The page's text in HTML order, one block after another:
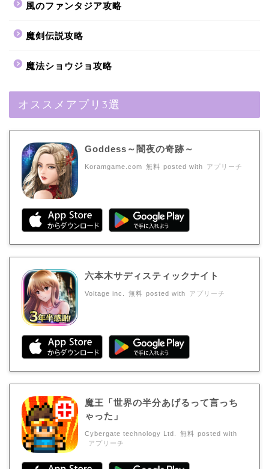
風のファンタジア攻略
魔剣伝説攻略
魔法ショウジョ攻略
オススメアプリ3選
Goddess～闇夜の奇跡～
Koramgame.com 無料 posted with アプリーチ
六本木サディスティックナイト
Voltage inc. 無料 posted with アプリーチ
魔王「世界の半分あげるって言っち
ゃった」
Cybergate technology Ltd. 無料 posted with
アプリーチ